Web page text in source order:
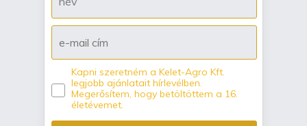
Kapni szeretném a Kelet-Agro Kft.
legjobb ajánlatait hírlevélben.
Megerősítem, hogy betöltöttem a 16.
életévemet.